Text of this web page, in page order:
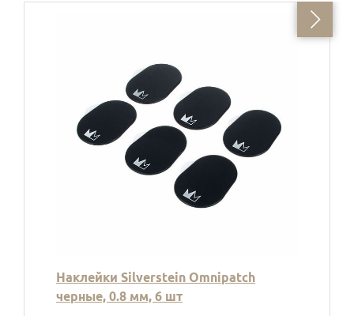
Наклейки Silverstein Omnipatch
черные, 0.8 мм, 6 шт